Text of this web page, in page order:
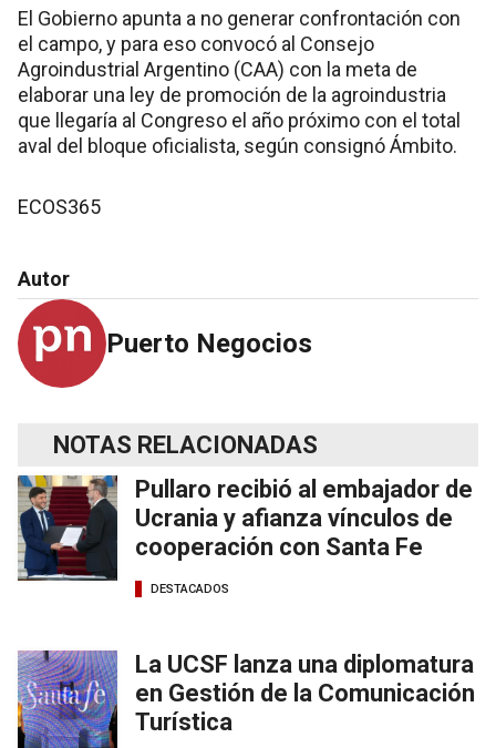
El Gobierno apunta a no generar confrontación con
el campo, y para eso convocó al Consejo
Agroindustrial Argentino (CAA) con la meta de
elaborar una ley de promoción de la agroindustria
que llegaría al Congreso el año próximo con el total
aval del bloque oficialista, según consignó Ámbito.
ECOS365
Autor
Puerto Negocios
NOTAS RELACIONADAS
Pullaro recibió al embajador de
Ucrania y afianza vínculos de
cooperación con Santa Fe
DESTACADOS
La UCSF lanza una diplomatura
en Gestión de la Comunicación
Turística